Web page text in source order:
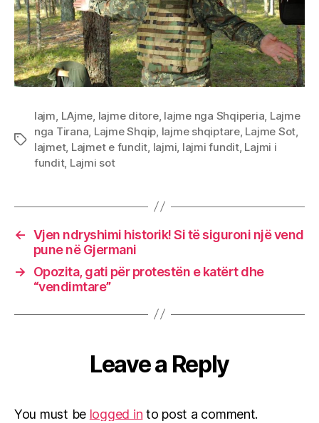
Tags
lajm, LAjme, lajme ditore, lajme nga Shqiperia, Lajme
nga Tirana, Lajme Shqip, lajme shqiptare, Lajme Sot,
lajmet, Lajmet e fundit, lajmi, lajmi fundit, Lajmi i
fundit, Lajmi sot
← Vjen ndryshimi historik! Si të siguroni një vend
pune në Gjermani
→
Opozita, gati për protestën e katërt dhe
“vendimtare”
Leave a Reply
You must be logged in to post a comment.